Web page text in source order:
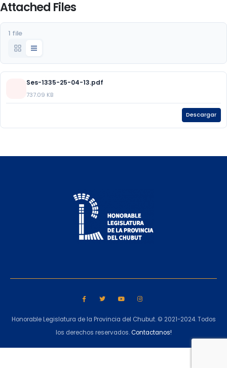
Attached Files
1 file
Ses-1335-25-04-13.pdf
737.09 KB
Descargar
Honorable Legislatura de la Provincia del Chubut. © 2021-2024. Todos
los derechos reservados.Contactanos!